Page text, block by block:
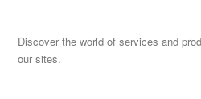
Discover the world of services and
our sites.